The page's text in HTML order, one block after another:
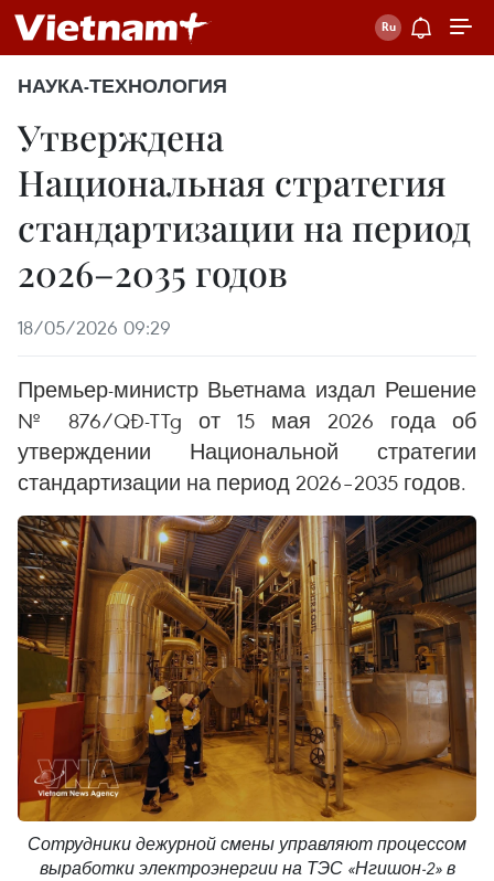
НАУКА-ТЕХНОЛОГИЯ
Утверждена
Национальная стратегия
стандартизации на период
2026–2035 годов
18/05/2026 09:29
Премьер-министр Вьетнама издал Решение
№ 876/QĐ-TTg от 15 мая 2026 года об
утверждении Национальной стратегии
стандартизации на период 2026–2035 годов.
Сотрудники дежурной смены управляют процессом
выработки электроэнергии на ТЭС «Нгишон-2» в